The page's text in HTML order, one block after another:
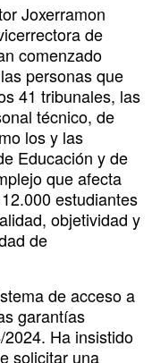
Joxerramon
de
comenzado
personas que
41 tribunales, las
técnico, de
los y las
Educación y de
que afecta
estudiantes
objetividad y
de
de acceso a
garantías
Ha insistido
solicitar una